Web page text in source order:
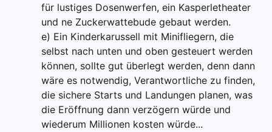
für lustiges Dosenwerfen, ein Kasperletheater
und ne Zuckerwattebude gebaut werden.
e) Ein Kinderkarussell mit Minifliegern, die
selbst nach unten und oben gesteuert werden
können, sollte gut überlegt werden, denn dann
wäre es notwendig, Verantwortliche zu finden,
die sichere Starts und Landungen planen, was
die Eröffnung dann verzögern würde und
wiederum Millionen kosten würde...